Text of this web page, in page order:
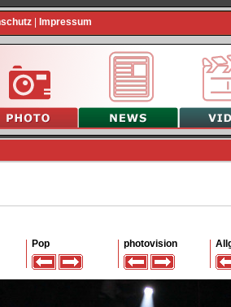
Impressum
Pop photovision